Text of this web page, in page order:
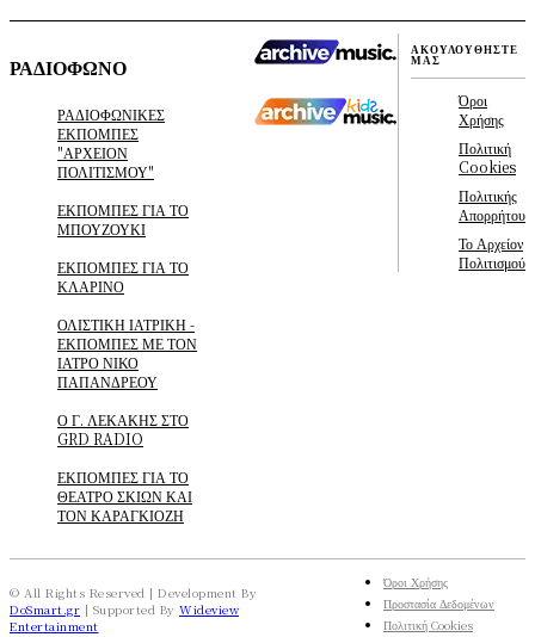
ΡΑΔΙΟΦΩΝΟ
ΡΑΔΙΟΦΩΝΙΚΕΣ
ΕΚΠΟΜΠΕΣ
"ΑΡΧΕΙΟΝ
ΠΟΛΙΤΙΣΜΟΥ"
ΕΚΠΟΜΠΕΣ ΓΙΑ ΤΟ
ΜΠΟΥΖΟΥΚΙ
ΕΚΠΟΜΠΕΣ ΓΙΑ ΤΟ
ΚΛΑΡΙΝΟ
ΟΛΙΣΤΙΚΗ ΙΑΤΡΙΚΗ -
ΕΚΠΟΜΠΕΣ ΜΕ ΤΟΝ
ΙΑΤΡΟ ΝΙΚΟ
ΠΑΠΑΝΔΡΕΟΥ
Ο Γ. ΛΕΚΑΚΗΣ ΣΤΟ
GRD RADIO
ΕΚΠΟΜΠΕΣ ΓΙΑ ΤΟ
ΘΕΑΤΡΟ ΣΚΙΩΝ ΚΑΙ
ΤΟΝ ΚΑΡΑΓΚΙΟΖΗ
ΑΚΟΥΛΟΥΘΗΣΤΕ
ΜΑΣ
Όροι
Χρήσης
Πολιτική
Cookies
Πολιτικής
Απορρήτου
Το Αρχείον
Πολιτισμού
© All Rights Reserved | Development By
DoSmart.gr | Supported By Wideview
Entertainment
Όροι Χρήσης
Προστασία Δεδομένων
Πολιτική Cookies